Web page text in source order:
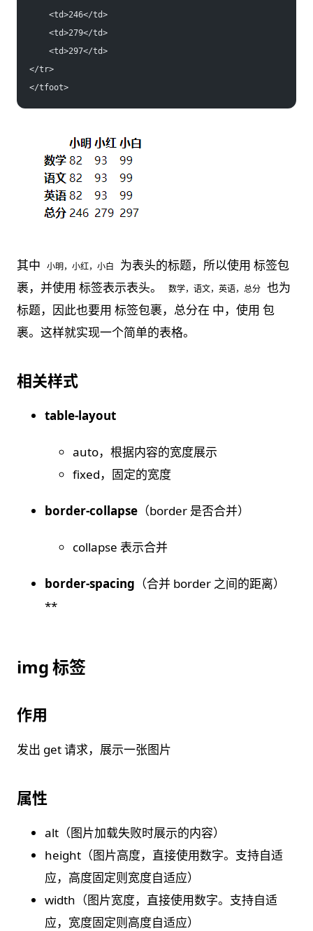
    <td>246</td>
    <td>279</td>
    <td>297</td>
</tr>
</tfoot>
其中 小明，小红，小白
为表头的标题，所以使用 标签包
裹，并使用 标签表示表头。
数学，语文，英语，总分
也为
标题，因此也要用 标签包裹，总分在 中，使用 包
裹。这样就实现一个简单的表格。
相关样式
table-layout
auto，根据内容的宽度展示
fixed，固定的宽度
border-collapse （border 是否合并）
collapse 表示合并
border-spacing （合并 border 之间的距离）
**
img 标签
作用
发出 get 请求，展示一张图片
属性
alt（图片加载失败时展示的内容）
height（图片高度，直接使用数字。支持自适
应，高度固定则宽度自适应）
width（图片宽度，直接使用数字。支持自适
应，宽度固定则高度自适应）